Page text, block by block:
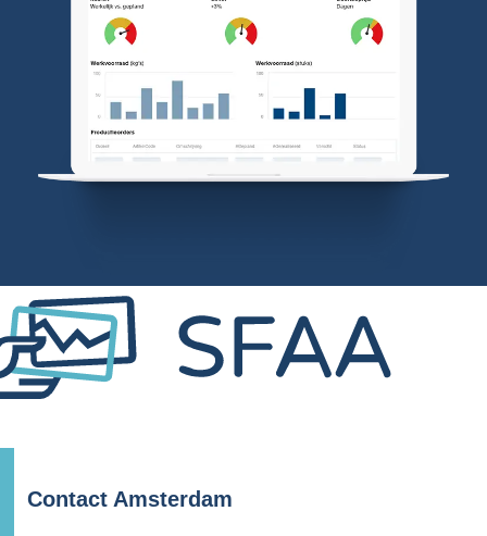
Contact Amsterdam